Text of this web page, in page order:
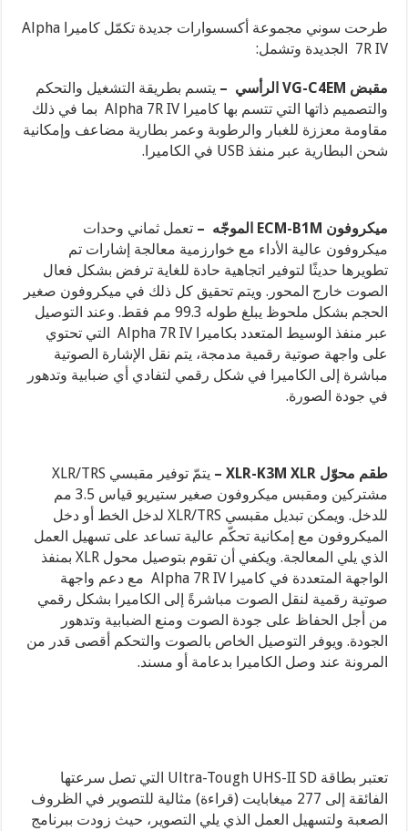
طرحت سوني مجموعة أكسسوارات جديدة تكمّل كاميرا Alpha
7R IV الجديدة وتشمل:
مقبض VG-C4EM الرأسي –
يتسم بطريقة التشغيل والتحكم
والتصميم ذاتها التي تتسم بها كاميرا Alpha 7R IV بما في ذلك
مقاومة معززة للغبار والرطوبة وعمر بطارية مضاعف وإمكانية
شحن البطارية عبر منفذ USB في الكاميرا.
ميكروفون ECM-B1M الموجّه – تعمل ثماني وحدات
ميكروفون عالية الأداء مع خوارزمية معالجة إشارات تم
تطويرها حديثًا لتوفير اتجاهية حادة للغاية ترفض بشكل فعال
الصوت خارج المحور. ويتم تحقيق كل ذلك في ميكروفون صغير
الحجم بشكل ملحوظ يبلغ طوله 99.3 مم فقط. وعند التوصيل
عبر منفذ الوسيط المتعدد بكاميرا Alpha 7R IV التي تحتوي
على واجهة صوتية رقمية مدمجة، يتم نقل الإشارة الصوتية
مباشرة إلى الكاميرا في شكل رقمي لتفادي أي ضبابية وتدهور
في جودة الصورة.
طقم محوّل XLR-K3M XLR
–
يتمّ توفير مقبسي XLR/TRS
مشتركين ومقبس ميكروفون صغير ستيريو قياس 3.5 مم
للدخل. ويمكن تبديل مقبسي XLR/TRS لدخل الخط أو دخل
الميكروفون مع إمكانية تحكّم عالية تساعد على تسهيل العمل
الذي يلي المعالجة. ويكفي أن تقوم بتوصيل محول XLR بمنفذ
الواجهة المتعددة في كاميرا Alpha 7R IV مع دعم واجهة
صوتية رقمية لنقل الصوت مباشرةً إلى الكاميرا بشكل رقمي
من أجل الحفاظ على جودة الصوت ومنع الضبابية وتدهور
الجودة. ويوفر التوصيل الخاص بالصوت والتحكم أقصى قدر من
المرونة عند وصل الكاميرا بدعامة أو مسند.
تعتبر بطاقة Ultra-Tough UHS-II SD التي تصل سرعتها
الفائقة إلى 277 ميغابايت (قراءة) مثالية للتصوير في الظروف
الصعبة ولتسهيل العمل الذي يلي التصوير، حيث زودت ببرنامج